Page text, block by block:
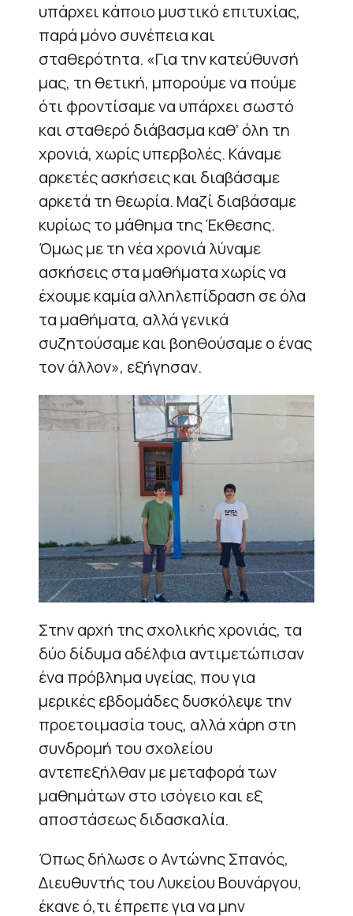
υπάρχει κάποιο μυστικό επιτυχίας,
παρά μόνο συνέπεια και
σταθερότητα. «Για την κατεύθυνσή
μας, τη θετική, μπορούμε να πούμε
ότι φροντίσαμε να υπάρχει σωστό
και σταθερό διάβασμα καθ’ όλη τη
χρονιά, χωρίς υπερβολές. Κάναμε
αρκετές ασκήσεις και διαβάσαμε
αρκετά τη θεωρία. Μαζί διαβάσαμε
κυρίως το μάθημα της Έκθεσης.
Όμως με τη νέα χρονιά λύναμε
ασκήσεις στα μαθήματα χωρίς να
έχουμε καμία αλληλεπίδραση σε όλα
τα μαθήματα, αλλά γενικά
συζητούσαμε και βοηθούσαμε ο ένας
τον άλλον», εξήγησαν.
Στην αρχή της σχολικής χρονιάς, τα
δύο δίδυμα αδέλφια αντιμετώπισαν
ένα πρόβλημα υγείας, που για
μερικές εβδομάδες δυσκόλεψε την
προετοιμασία τους, αλλά χάρη στη
συνδρομή του σχολείου
αντεπεξήλθαν με μεταφορά των
μαθημάτων στο ισόγειο και εξ
αποστάσεως διδασκαλία.
Όπως δήλωσε ο Αντώνης Σπανός,
Διευθυντής του Λυκείου Βουνάργου,
έκανε ό,τι έπρεπε για να μην